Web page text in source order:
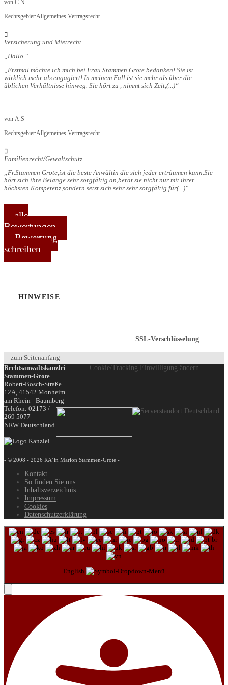
von C.N.
Rechtsgebiet:Allgemeines Vertragsrecht
Versicherung und Mietrecht
Hallo
Erstmal möchte ich mich bei Frau Stammen Grote bedanken! Sie ist
wirklich mehr als engagiert! In meinem Fall ist sie mehr als über die
üblichen Verhältnisse hinweg. Sie hört zu , nimmt sich Zeit,(...)
von A.S
Rechtsgebiet:Allgemeines Vertragsrecht
Familienrecht/Gewaltschutz
Fr.Stammen Grote,ist die beste Anwältin die sich jeder erträumen kann.Sie
hört sich ihre Belange sehr sorgfältig an,berät sie nicht nur mit ihrer
höchsten Kompetenz,sondern setzt sich sehr sehr sorgfältig für(...)
alle
Bewertungen
Bewertung
schreiben
HINWEISE
SSL-Verschlüsselung
Cookie/Tracking Einwilligung ändern
zum Seitenanfang
Rechtsanwaltskanzlei
Stammen-Grote
Robert-Bosch-Straße
12A, 41542 Monheim
am Rhein - Baumberg
Telefon: 02173 /
269 5077
NRW Deutschland
- © 2008 - 2026 RA´in Marion Stammen-Grote -
Kontakt
So finden Sie uns
Inhaltsverzeichnis
Impressum
Cookies
Datenschutzerklärung
English